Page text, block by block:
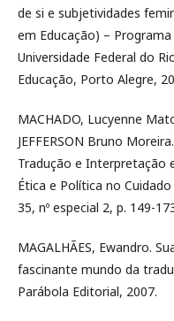
de si e subjetividades
em Educação) –
Universidade Federal do
Educação, Porto Alegre,
MACHADO, Lucyenne
JEFFERSON Bruno
Tradução e Interpretação
Ética e Política no
35, nº especial 2, p. 149-
MAGALHÃES, Ewandro.
fascinante mundo da
Parábola Editorial, 2007.